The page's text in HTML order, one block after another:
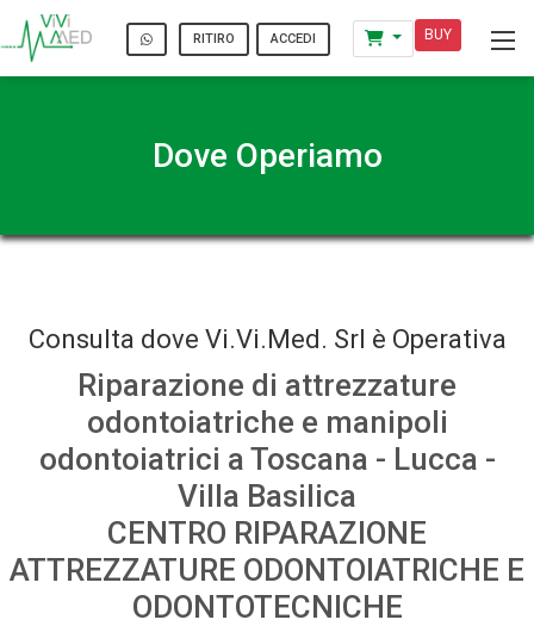
RITIRO ACCEDI BUY
Dove Operiamo
Consulta dove Vi.Vi.Med. Srl è Operativa
Riparazione di attrezzature
odontoiatriche e manipoli
odontoiatrici a Toscana - Lucca -
Villa Basilica
CENTRO RIPARAZIONE
ATTREZZATURE ODONTOIATRICHE E
ODONTOTECNICHE